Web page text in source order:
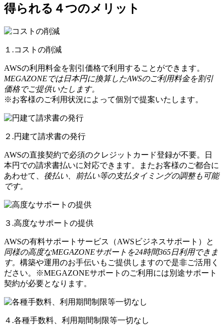
得られる４つのメリット
１.コストの削減
AWSの利用料金を割引価格で利用することができます。
MEGAZONEでは日本円に換算したAWSのご利用料金を割引
価格でご提供いたします。
※お客様のご利用状況によって個別で提案いたします。
２.円建て請求書の発行
AWSの直接契約で必須のクレジットカード登録が不要。日
本円での請求書払いに対応できます。またお客様のご都合に
あわせて、 後払い、前払い等の支払タイミングの調整も可能
です。
３.高度なサポートの提供
AWSの有料サポートサービス（AWSビジネスサポート）と
同様の高度なMEGAZONEサポートを24時間365日利用できま
す。 構築や運用のお手伝いもご提供しますので是非ご活用く
ださい。※MEGAZONEサポートのご利用には別途サポート
契約が必要となります。
４.各種手数料、利用期間制限等一切なし